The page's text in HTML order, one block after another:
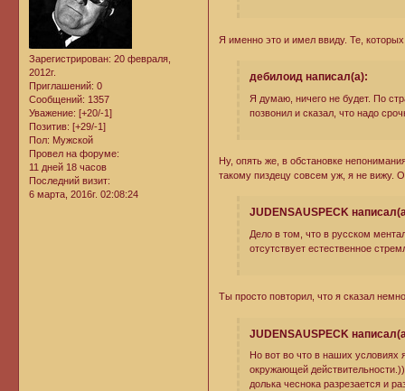
Зарегистрирован: 20 февраля,
2012г.
Приглашений: 0
Сообщений: 1357
Уважение: [+20/-1]
Позитив: [+29/-1]
Пол: Мужской
Провел на форуме:
11 дней 18 часов
Последний визит:
6 марта, 2016г. 02:08:24
Я именно это и имел ввиду. Те,
дебилоид написал(а):
Я думаю, ничего не будет. По
позвонил и сказал, что надо
Ну, опять же, в обстановке
такому пиздецу совсем уж, я не вижу.
JUDENSAUSPECK
Дело в том, что в русском
отсутствует естественное
Ты просто повторил, что я сказал
JUDENSAUSPECK
Но вот во что в наших условиях
окружающей
долька чеснока разрезается и